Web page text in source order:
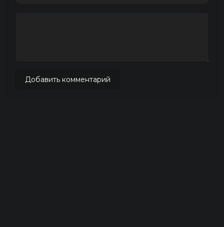
Добавить комментарий